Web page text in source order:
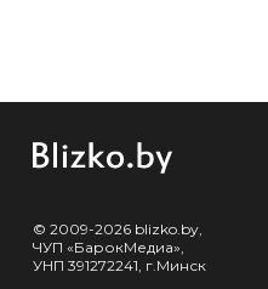
© 2009-2026 blizko.by,
ЧУП «БарокМедиа»,
УНП 391272241, г.Минск